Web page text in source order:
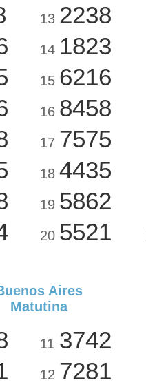
13 2238
14 1823
15 6216
16 8458
17 7575
18 4435
19 5862
20 5521
Aires
Matutina
11 3742
12 7281